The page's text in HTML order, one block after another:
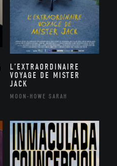
L’EXTRAORDINAIRE
VOYAGE DE MISTER
JACK
MOON-HOWE SARAH